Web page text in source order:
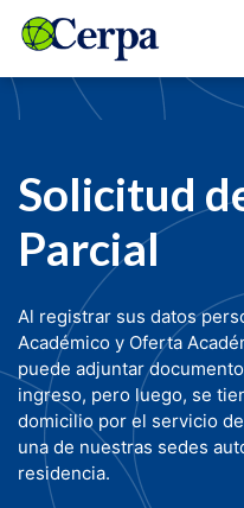
Solicitud
Parcial
Al registrar sus datos
Académico y Oferta
puede adjuntar
ingreso, pero luego, se
domicilio por el servicio
una de nuestras sedes
residencia.